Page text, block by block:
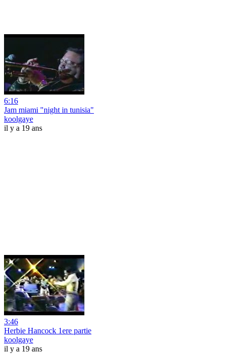
6:16
Jam miami "night in tunisia"
koolgaye
il y a 19 ans
3:46
Herbie Hancock 1ere partie
koolgaye
il y a 19 ans